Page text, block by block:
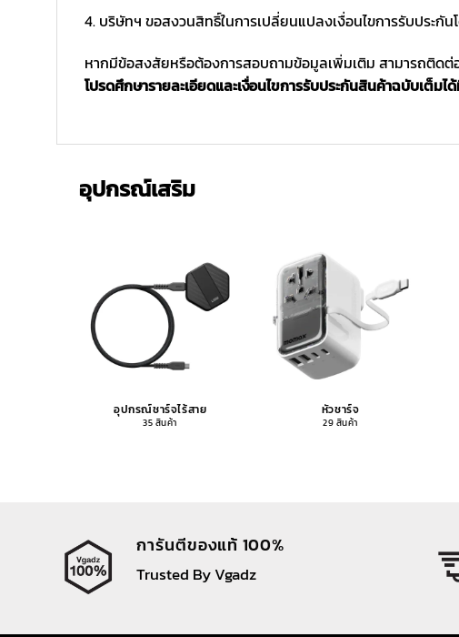
4. บริษัทฯ ขอสงวนสิทธิ์ในการเปลี่ยนแปลงเงื่อนไขการรับประกั
หากมีข้อสงสัยหรือต้องการสอบถามข้อมูลเพิ่มเติม สามารถติดต่อ
โปรดศึกษารายละเอียดและเงื่อนไขการรับประกันสินค้าฉบับเต็มไ
อุปกรณ์เสริม
อุปกรณ์ชาร์จไร้สาย
35 สินค้า
หัวชาร์จ
29 สินค้า
การันตีของแท้ 100%
Trusted By Vgadz